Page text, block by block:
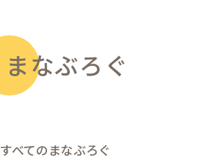
まなぶろぐ
すべてのまなぶろぐ